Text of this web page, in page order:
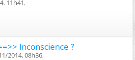
11h41,
Inconscience ?
2014, 08h36,